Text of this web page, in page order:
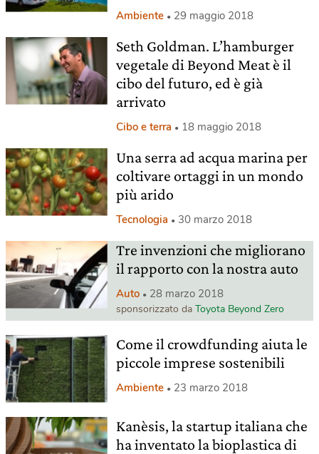
Ambiente 29 maggio 2018
Seth Goldman. L’hamburger
vegetale di Beyond Meat è il
cibo del futuro, ed è già
arrivato
Cibo e terra 18 maggio 2018
Una serra ad acqua marina per
coltivare ortaggi in un mondo
più arido
Tecnologia 30 marzo 2018
Tre invenzioni che migliorano
il rapporto con la nostra auto
Auto 28 marzo 2018
sponsorizzato da Toyota Beyond Zero
Come il crowdfunding aiuta le
piccole imprese sostenibili
Ambiente 23 marzo 2018
Kanèsis, la startup italiana che
ha inventato la bioplastica di